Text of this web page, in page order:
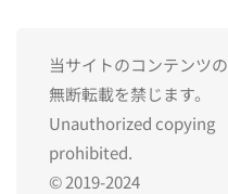
当サイトのコンテンツの
無断転載を禁じます。
Unauthorized copying
prohibited.
© 2019-2024